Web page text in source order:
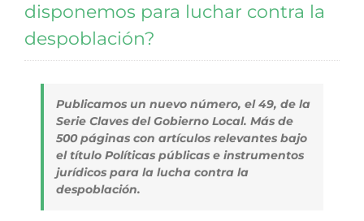
disponemos para luchar contra la
despoblación?
Publicamos un nuevo número, el 49, de la
Serie Claves del Gobierno Local. Más de
500 páginas con artículos relevantes bajo
el título Políticas públicas e instrumentos
jurídicos para la lucha contra la
despoblación.